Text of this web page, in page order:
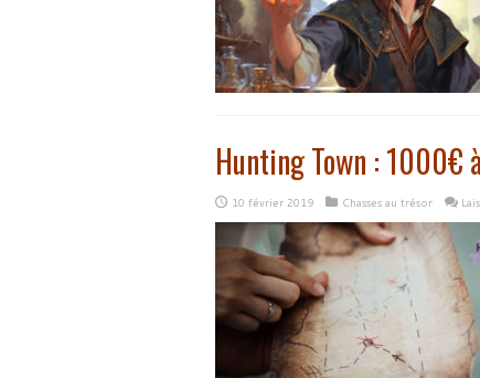
Hunting Town : 1000€
10 février 2019 Chasses au trésor